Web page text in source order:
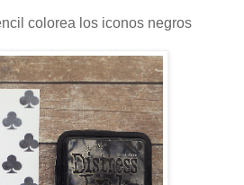
colorea los iconos negros